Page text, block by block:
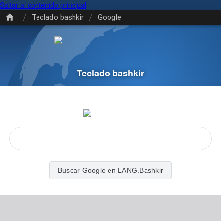
Saltar al contenido principal
/ Teclado bashkir / Google
Teclado bashkir
Buscar Google en LANG.Bashkir